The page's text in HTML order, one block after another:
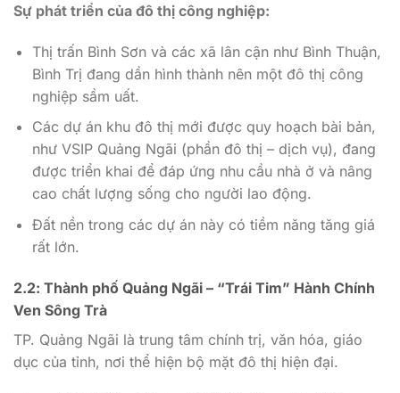
Sự phát triển của đô thị công nghiệp:
Thị trấn Bình Sơn và các xã lân cận như Bình Thuận,
Bình Trị đang dần hình thành nên một đô thị công
nghiệp sầm uất.
Các dự án khu đô thị mới được quy hoạch bài bản,
như VSIP Quảng Ngãi (phần đô thị – dịch vụ), đang
được triển khai để đáp ứng nhu cầu nhà ở và nâng
cao chất lượng sống cho người lao động.
Đất nền trong các dự án này có tiềm năng tăng giá
rất lớn.
2.2: Thành phố Quảng Ngãi – “Trái Tim” Hành Chính
Ven Sông Trà
TP. Quảng Ngãi là trung tâm chính trị, văn hóa, giáo
dục của tỉnh, nơi thể hiện bộ mặt đô thị hiện đại.